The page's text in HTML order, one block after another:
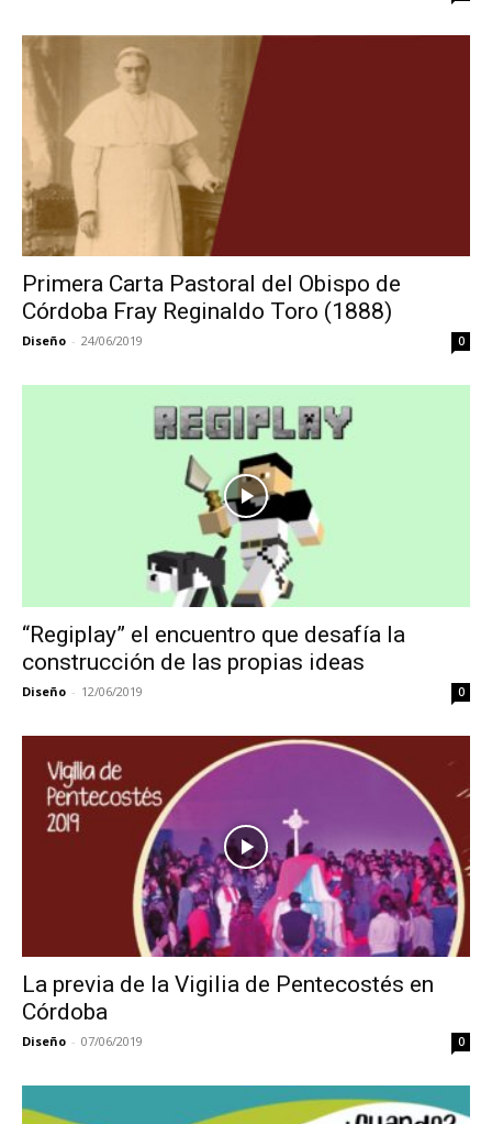
Primera Carta Pastoral del Obispo de
Córdoba Fray Reginaldo Toro (1888)
Diseño - 24/06/2019 0
“Regiplay” el encuentro que desafía la
construcción de las propias ideas
Diseño - 12/06/2019 0
La previa de la Vigilia de Pentecostés en
Córdoba
Diseño - 07/06/2019 0